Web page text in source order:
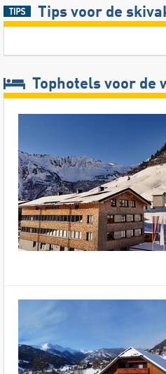
Tips voor de
Tophotels voor de